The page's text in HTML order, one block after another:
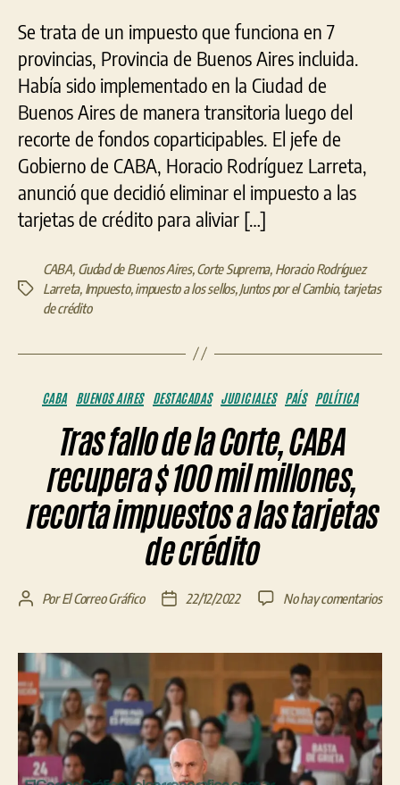
Se trata de un impuesto que funciona en 7
provincias, Provincia de Buenos Aires incluida.
Había sido implementado en la Ciudad de
Buenos Aires de manera transitoria luego del
recorte de fondos coparticipables. El jefe de
Gobierno de CABA, Horacio Rodríguez Larreta,
anunció que decidió eliminar el impuesto a las
tarjetas de crédito para aliviar […]
Etiquetas
CABA Ciudad de Buenos Aires, Corte Suprema, Horacio Rodríguez
Larreta, Impuesto, impuesto a los sellos, Juntos por el Cambio, tarjetas
de crédito
Categorías
CABA BUENOS AIRES DESTACADAS JUDICIALES PAÍS POLÍTICA
Tras fallo de la Corte, CABA
recupera $ 100 mil millones,
recorta impuestos a las tarjetas
de crédito
Autor
entrada
PorEl Correo Gráfico
Fecha
entrada
22/12/2022 No hay comentariosen
de
$